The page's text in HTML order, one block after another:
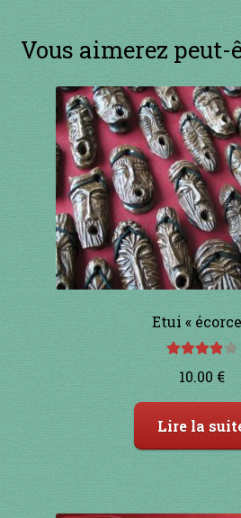
1 à 10€
11 à 20€
21 à 30€
31 à 40€
Vous aimerez peut-
Etui «
10.00 €
Lire la